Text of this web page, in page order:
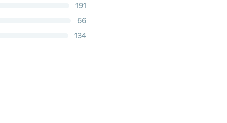
191
66
134